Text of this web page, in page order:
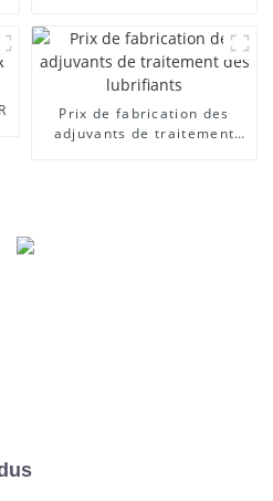
Prix ​​de fabrication des
adjuvants de traitement